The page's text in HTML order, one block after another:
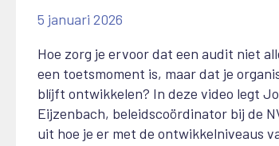
5 januari 2026
Hoe zorg je ervoor dat een audit niet
een toetsmoment is, maar dat je
blíjft ontwikkelen? In deze video legt
Eijzenbach, beleidscoördinator bij de
uit hoe je er met de ontwikkelniveaus